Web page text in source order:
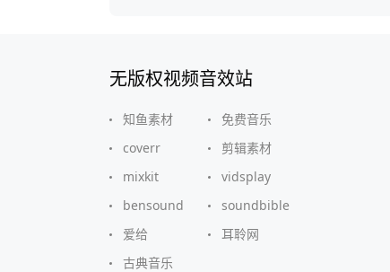
无版权视频音效站
知鱼素材
免费音乐
coverr
剪辑素材
mixkit
vidsplay
bensound
soundbible
爱给
耳聆网
古典音乐